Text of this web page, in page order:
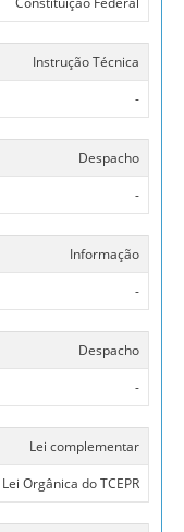
Instrução Técnica
-
Despacho
-
Informação
-
Despacho
-
Lei complementar
Lei Orgânica do TCEPR